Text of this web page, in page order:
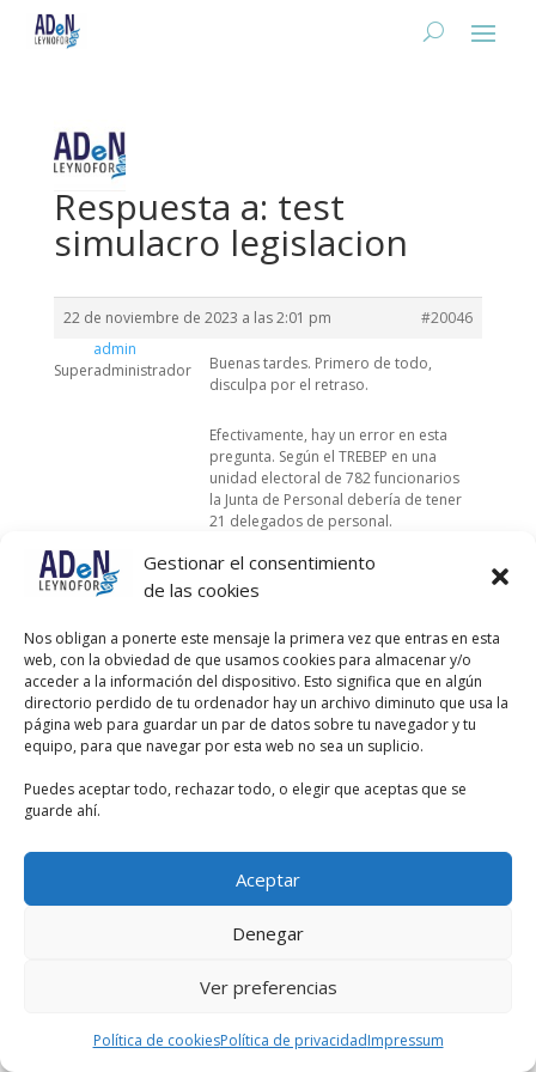
Gestionar el consentimiento
de las cookies
Nos obligan a ponerte este mensaje la primera vez que entras en esta
web, con la obviedad de que usamos cookies para almacenar y/o
acceder a la información del dispositivo. Esto significa que en algún
directorio perdido de tu ordenador hay un archivo diminuto que usa la
página web para guardar un par de datos sobre tu navegador y tu
equipo, para que navegar por esta web no sea un suplicio.
Puedes aceptar todo, rechazar todo, o elegir que aceptas que se
guarde ahí.
Aceptar
Denegar
Ver preferencias
Política de cookiesPolítica de privacidadImpressum
Respuesta a: test
simulacro legislacion
22 de noviembre de 2023 a las 2:01 pm
#20046
admin
Superadministrador
Buenas tardes. Primero de todo,
disculpa por el retraso.
Efectivamente, hay un error en esta
pregunta. Según el TREBEP en una
unidad electoral de 782 funcionarios
la Junta de Personal debería de tener
21 delegados de personal.
Por otro lado, EBEP y TREBEP se
pueden utilizar indistintamente.
Refundido del Estatuto Básico del
Empleado Público”